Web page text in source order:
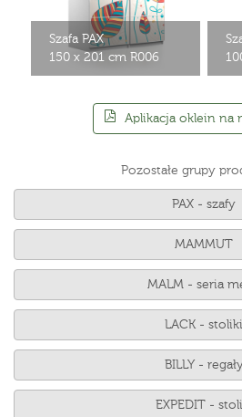
Szafa PAX
150 x 201 cm R006
Aplikacja oklein na
Pozostałe grupy
PAX - szafy
MAMMUT
MALM - seria
LACK - stoliki
BILLY -
EXPEDIT -